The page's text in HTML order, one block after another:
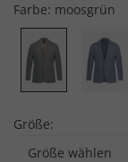
Farbe: moosgrün
Größe:
Größe wählen